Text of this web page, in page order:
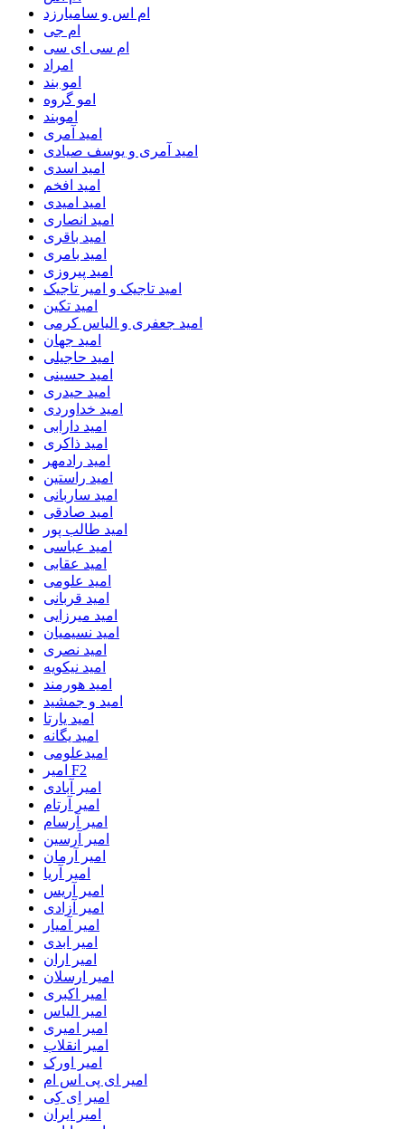
ام اس و سامیارزد
ام جی
ام سی ای سی
امراد
امو بند
امو گروه
اموبند
امید آمری
امید آمری و یوسف صیادی
امید اسدی
امید افخم
امید امیدی
امید انصاری
امید باقری
امید بامری
امید پیروزی
امید تاجیک و امیر تاجیک
امید تکین
امید جعفری و الیاس کرمی
امید جهان
امید حاجیلی
امید حسینی
امید حیدری
امید خداوردی
امید دارابی
امید ذاکری
امید رادمهر
امید راستین
امید ساربانی
امید صادقی
امید طالب پور
امید عباسی
امید عقابی
امید علومی
امید قربانی
امید میرزایی
امید نسیمیان
امید نصری
امید نیکویه
امید هورمند
امید و جمشید
امید یارتا
امید یگانه
امیدعلومی
امیر F2
امیر آبادی
امیر آرتام
امیر آرسام
امیر آرسین
امیر آرمان
امیر آریا
امیر آریس
امیر آزادی
امیر آمیار
امیر ابدی
امیر اران
امیر ارسلان
امیر اکبری
امیر الیاس
امیر امیری
امیر انقلاب
امیر اورک
امیر ای پی اس ام
امیر اِی کِی
امیر ایران